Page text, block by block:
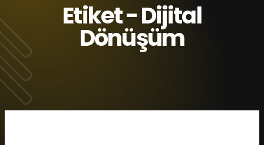
Etiket - Dijital
Dönüşüm